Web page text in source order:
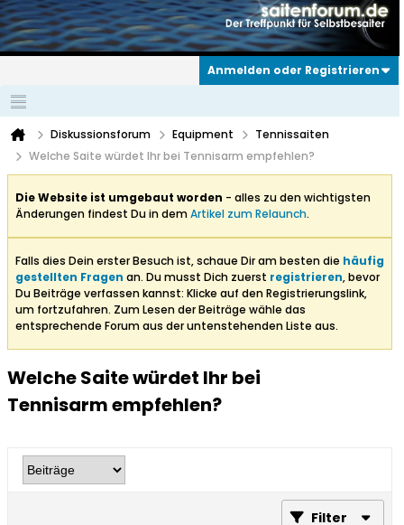
Anmelden oder Registrieren
Diskussionsforum Equipment
Tennissaiten
Welche Saite würdet Ihr bei Tennisarm empfehlen?
Die Website ist umgebaut worden - alles zu den wichtigsten
Änderungen findest Du in demArtikel zum Relaunch.
Falls dies Dein erster Besuch ist, schaue Dir am besten die häufig
gestellten Fragen an. Du musst Dich zuerst registrieren, bevor
Du Beiträge verfassen kannst: Klicke auf den Registrierungslink,
um fortzufahren. Zum Lesen der Beiträge wähle das
entsprechende Forum aus der untenstehenden Liste aus.
Welche Saite würdet Ihr bei
Tennisarm empfehlen?
Filter